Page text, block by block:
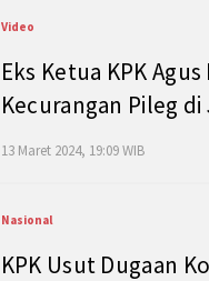
Video
Eks Ketua KPK
Kecurangan Pileg
13 Maret 2024, 19:09 WIB
Nasional
KPK Usut Dugaan